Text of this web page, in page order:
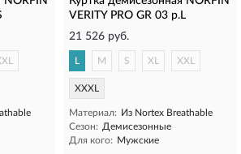
VERITY PRO GR 03 р.L
21 526 руб.
L M S XL XXL
XXXL
Материал: Из Nortex Breathable
Сезон: Демисезонные
Для кого: Мужские